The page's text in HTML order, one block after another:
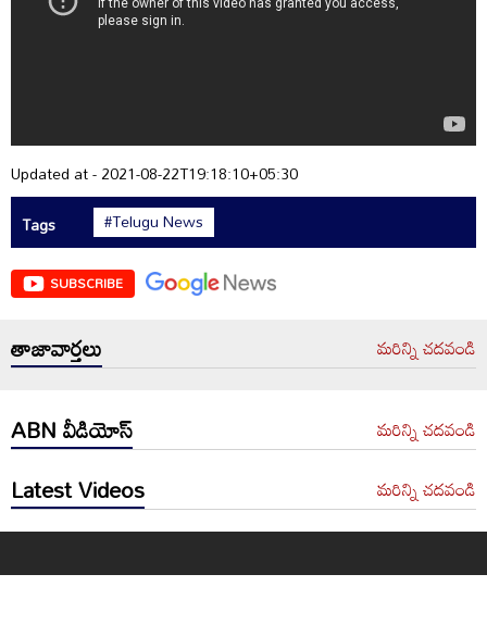
Updated at - 2021-08-22T19:18:10+05:30
Tags
#Telugu News
SUBSCRIBE
తాజావార్తలు మరిన్ని చదవండి
ABN వీడియోస్ మరిన్ని చదవండి
Latest Videos మరిన్ని చదవండి